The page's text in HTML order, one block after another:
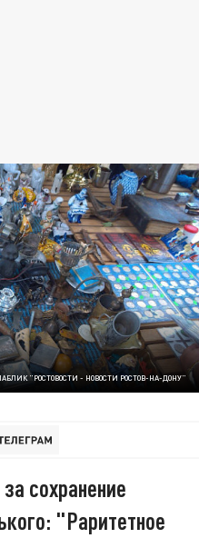
"РОСТОВОСТИ - НОВОСТИ РОСТОВ-НА-ДОНУ"
сохранение
"Раритетное